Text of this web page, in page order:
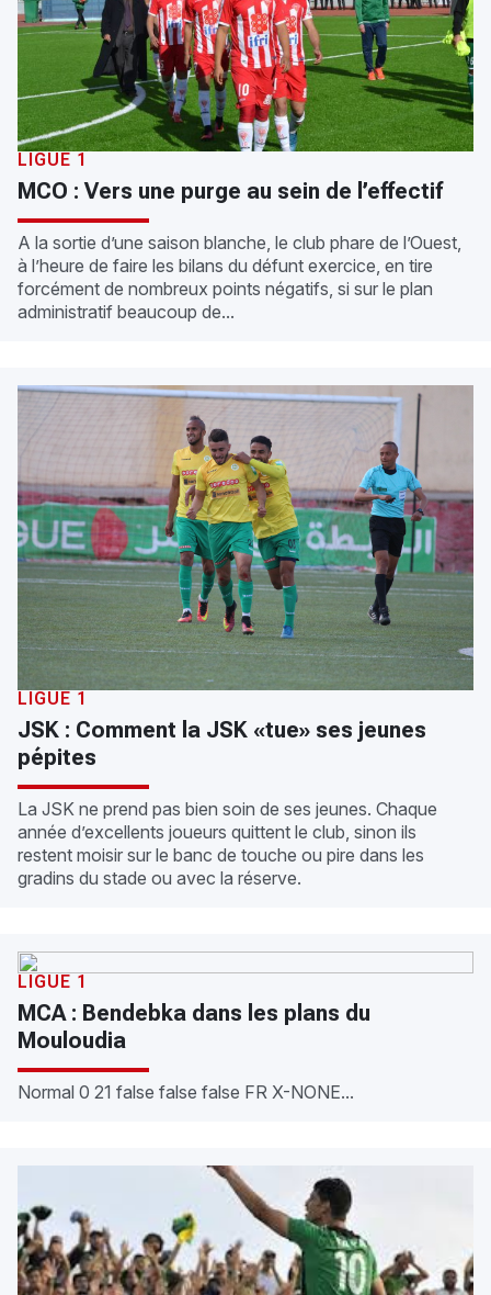
LIGUE 1
MCO : Vers une purge au sein de l’effectif
A la sortie d’une saison blanche, le club phare de l’Ouest,
à l’heure de faire les bilans du défunt exercice, en tire
forcément de nombreux points négatifs, si sur le plan
administratif beaucoup de...
LIGUE 1
JSK : Comment la JSK «tue» ses jeunes
pépites
La JSK ne prend pas bien soin de ses jeunes. Chaque
année d’excellents joueurs quittent le club, sinon ils
restent moisir sur le banc de touche ou pire dans les
gradins du stade ou avec la réserve.
LIGUE 1
MCA : Bendebka dans les plans du
Mouloudia
Normal 0 21 false false false FR X-NONE...